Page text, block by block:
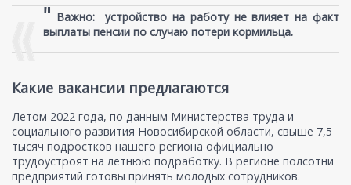
" Важно: устройство на работу не влияет на факт
выплаты пенсии по случаю потери кормильца.
Какие вакансии предлагаются
Летом 2022 года, по данным Министерства труда и
социального развития Новосибирской области, свыше 7,5
тысяч подростков нашего региона официально
трудоустроят на летнюю подработку. В регионе полсотни
предприятий готовы принять молодых сотрудников.